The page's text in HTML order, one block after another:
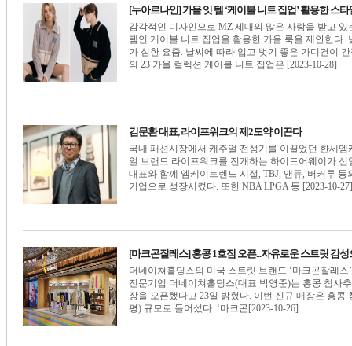
[누아르나인] 가을 잇 템 ‘케이블 니트 집업’ 활용한 스
감각적인 디자인으로 MZ 세대의 많은 사랑을 받고
템인 케이블 니트 집업을 활용한 가을 룩을 제안한다
가 심한 요즘. 날씨에 따라 입고 벗기 좋은 가디건이
의 23 가을 컬렉션 케이블 니트 집업은 [2023-10-28]
김문환 대표, 라이프워크의 제2도약 이끈다
국내 패션시장에서 캐주얼 전성기를 이끌었던 한세
얼 브랜드 라이프워크를 전개하는 하이드어웨이가
대표와 함께 엠케이트렌드 시절, TBJ, 앤듀, 버커루
기업으로 성장시켰다. 또한 NBA LPGA 등 [2023-10-27]
[마크곤잘레스] 홍콩 1호점 오픈...자유로운 스트릿 감
더네이쳐홀딩스의 미국 스트릿 브랜드 ‘마크곤잘레
전문기업 더네이쳐홀딩스(대표 박영준)는 홍콩 침사
장을 오픈했다고 23일 밝혔다. 이번 신규 매장은 홍콩
평) 규모로 들어섰다. ‘마크곤[2023-10-26]